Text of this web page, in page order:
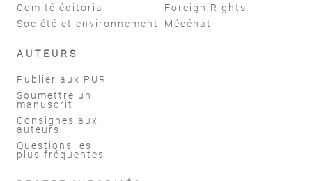
Comité éditorial
Société et environnement
Foreign Rights
Mécénat
AUTEURS
Publier aux PUR
Soumettre un
manuscrit
Consignes aux
auteurs
Questions les
plus fréquentes